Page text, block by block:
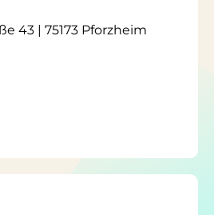
43 | 75173 Pforzheim